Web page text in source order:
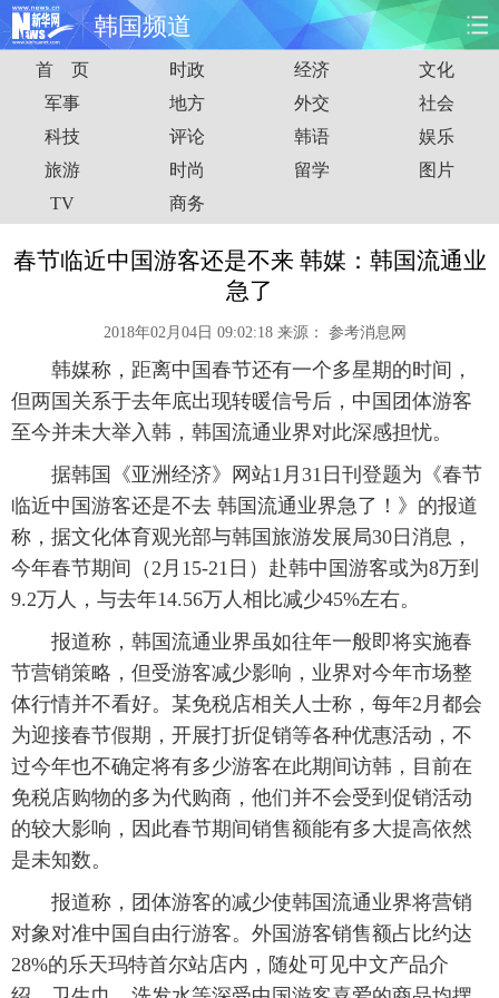
韩国频道
首页 时政 国际 财经
娱乐 体育 人事 教育
时尚 思客
港澳 台湾 华人 汽车
图片 视频 彩票 食品
旅游 健康 信息化 数据
金融 公益 军事 无人机
富媒体 摄影 新华广播
新华电视中文 新华电视英文
首 页 时政 经济
文化
军事
地方 外交
社会
科技
评论 韩语
娱乐
旅游
时尚 留学
图片
TV
商务
春节临近中国游客还是不来 韩媒：韩国流通业
急了
2018年02月04日 09:02:18 来源： 参考消息网
韩媒称，距离中国春节还有一个多星期的时间，
但两国关系于去年底出现转暖信号后，中国团体游客
至今并未大举入韩，韩国流通业界对此深感担忧。
据韩国《亚洲经济》网站1月31日刊登题为《春节
临近中国游客还是不去 韩国流通业界急了！》的报道
称，据文化体育观光部与韩国旅游发展局30日消息，
今年春节期间（2月15-21日）赴韩中国游客或为8万到
9.2万人，与去年14.56万人相比减少45%左右。
报道称，韩国流通业界虽如往年一般即将实施春
节营销策略，但受游客减少影响，业界对今年市场整
体行情并不看好。某免税店相关人士称，每年2月都会
为迎接春节假期，开展打折促销等各种优惠活动，不
过今年也不确定将有多少游客在此期间访韩，目前在
免税店购物的多为代购商，他们并不会受到促销活动
的较大影响，因此春节期间销售额能有多大提高依然
是未知数。
报道称，团体游客的减少使韩国流通业界将营销
对象对准中国自由行游客。外国游客销售额占比约达
28%的乐天玛特首尔站店内，随处可见中文产品介